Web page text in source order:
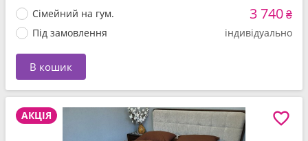
Сімейний на гум. 3 740₴
Під замовлення індивідуально
В кошик
АКЦІЯ